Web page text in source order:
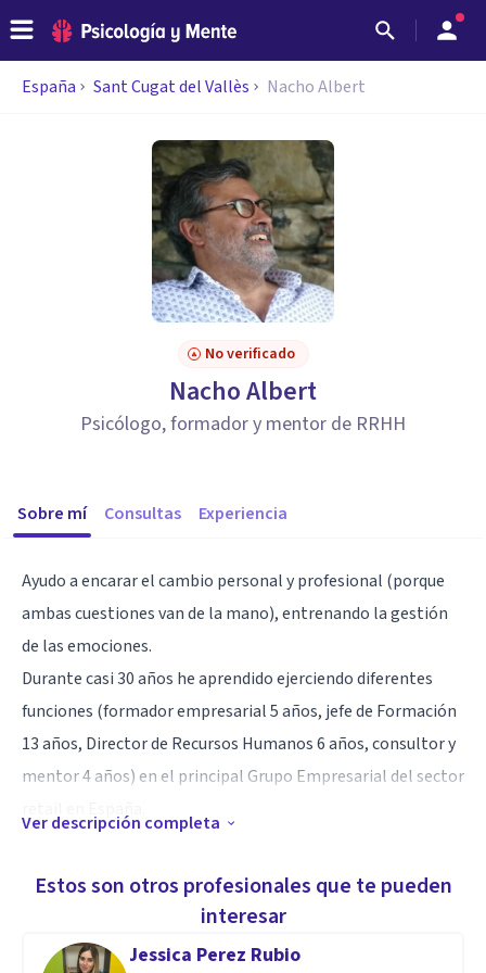
España Sant Cugat del Vallès Nacho Albert
No verificado
Nacho Albert
Psicólogo, formador y mentor de RRHH
Sobre mí Consultas Experiencia
Ayudo a encarar el cambio personal y profesional (porque
ambas cuestiones van de la mano), entrenando la gestión
de las emociones.
Durante casi 30 años he aprendido ejerciendo diferentes
funciones (formador empresarial 5 años, jefe de Formación
13 años, Director de Recursos Humanos 6 años, consultor y
mentor 4 años) en el principal Grupo Empresarial del sector
conflictos interpersonales, he orientado a otros directores,
gerentes y mandos intermedios, he sufrido presiones y he
vivido experiencias inolvidables.
Ver descripción completa
Estos son otros profesionales que te pueden
interesar
Jessica Perez Rubio